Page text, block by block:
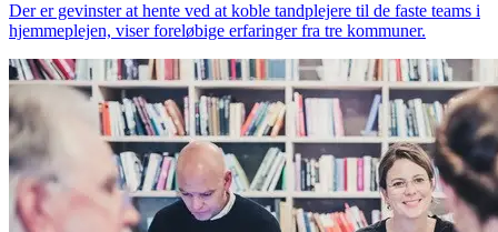
Der er gevinster at hente ved at koble tandplejere til de faste teams i
hjemmeplejen, viser foreløbige erfaringer fra tre kommuner.